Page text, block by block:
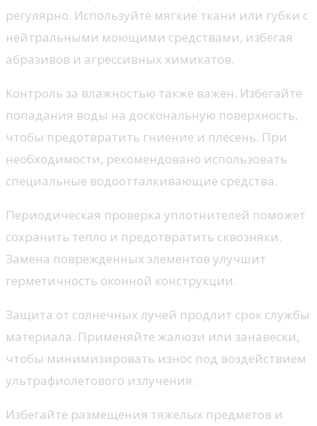
регулярно. Используйте мягкие ткани или губки с
нейтральными моющими средствами, избегая
абразивов и агрессивных химикатов.
Контроль за влажностью также важен. Избегайте
попадания воды на доскональную поверхность,
чтобы предотвратить гниение и плесень. При
необходимости, рекомендовано использовать
специальные водоотталкивающие средства.
Периодическая проверка уплотнителей поможет
сохранить тепло и предотвратить сквозняки.
Замена поврежденных элементов улучшит
герметичность оконной конструкции.
Защита от солнечных лучей продлит срок службы
материала. Применяйте жалюзи или занавески,
чтобы минимизировать износ под воздействием
ультрафиолетового излучения.
Избегайте размещения тяжелых предметов и